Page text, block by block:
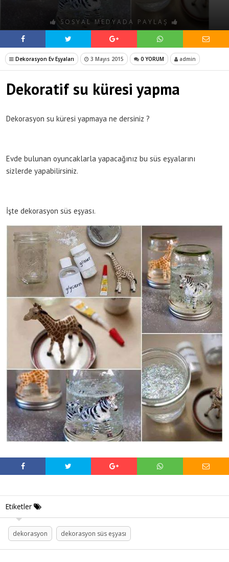
SOSYAL MEDYADA PAYLAŞ
Dekorasyon Ev Eşyaları 3 Mayıs 2015 0 YORUM admin
Dekoratif su küresi yapma
Dekorasyon su küresi yapmaya ne dersiniz ?
Evde bulunan oyuncaklarla yapacağınız bu süs eşyalarını
sizlerde yapabilirsiniz.
İşte dekorasyon süs eşyası.
Etiketler
dekorasyon dekorasyon süs eşyası